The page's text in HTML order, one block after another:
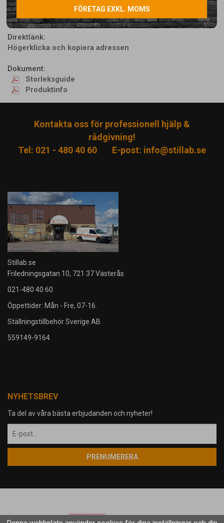
FÖRETAG EXKL. MOMS
Artikelnummer:
646442-2
Direktlänk:
Högerklicka och kopiera adressen
Dokument:
Storleksguide
Produktinfo
Kontakta oss för professionell hjälp &
rådgivning!
Tel: 021 - 480 40 60
E-post: info@stillab.se
Stillab.se
Friledningsgatan 10, 721 37 Västerås
021-480 40 60
Öppettider: Mån - Fre, 07-16.
Ställningstillbehör Sverige AB
559149-9164
NYHETSBREV
Ta del av våra bästa erbjudanden och nyheter!
PRENUMERERA